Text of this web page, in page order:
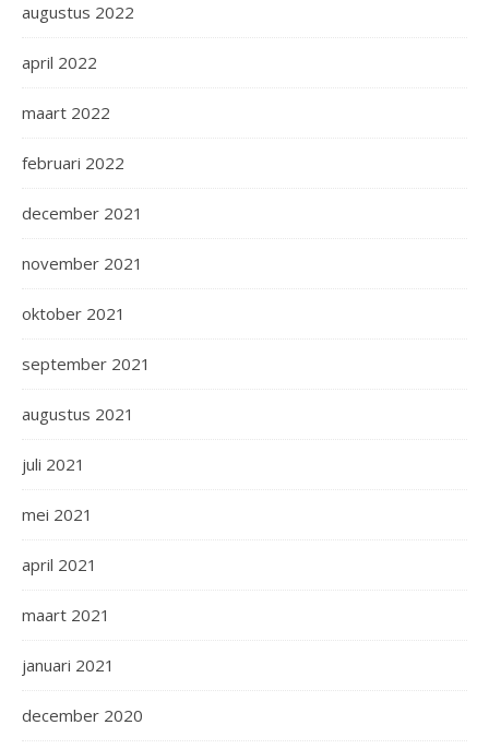
augustus 2022
april 2022
maart 2022
februari 2022
december 2021
november 2021
oktober 2021
september 2021
augustus 2021
juli 2021
mei 2021
april 2021
maart 2021
januari 2021
december 2020